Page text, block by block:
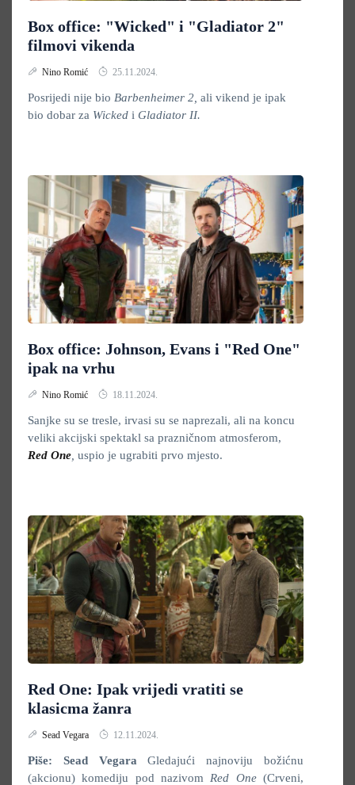
Box office: "Wicked" i "Gladiator 2"
filmovi vikenda
Nino Romić 25.11.2024.
Posrijedi nije bio Barbenheimer 2, ali vikend je ipak
bio dobar za Wicked i Gladiator II.
Box office: Johnson, Evans i "Red One"
ipak na vrhu
Nino Romić 18.11.2024.
Sanjke su se tresle, irvasi su se naprezali, ali na koncu
veliki akcijski spektakl sa prazničnom atmosferom,
Red One uspio je ugrabiti prvo mjesto.
Red One: Ipak vrijedi vratiti se
klasicma žanra
Sead Vegara 12.11.2024.
Piše: Sead Vegara Gledajući najnoviju božićnu
(akcionu) komediju pod nazivom Red One(Crveni,